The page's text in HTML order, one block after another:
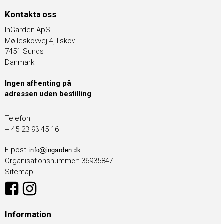
Kontakta oss
InGarden ApS
Mølleskovvej 4, Ilskov
7451 Sunds
Danmark
Ingen afhenting på
adressen uden bestilling
Telefon
+ 45 23 93 45 16
E-post
Organisationsnummer: 36935847
Sitemap
Information